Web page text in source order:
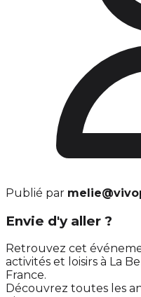
Publié par
Envie d'y aller ?
Retrouvez cet
activités et loisirs à La
France.
Découvrez toutes les